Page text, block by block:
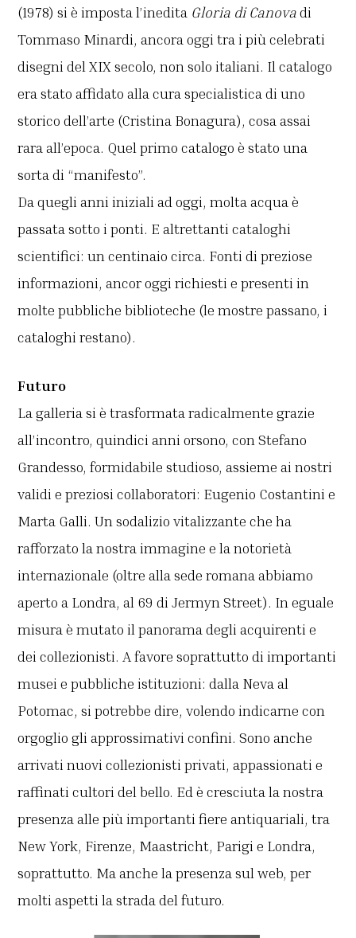
(1978) si è imposta l’inedita Gloria di Canovadi
Tommaso Minardi, ancora oggi tra i più celebrati
disegni del XIX secolo, non solo italiani. Il catalogo
era stato affidato alla cura specialistica di uno
storico dell’arte (Cristina Bonagura), cosa assai
rara all’epoca. Quel primo catalogo è stato una
sorta di “manifesto”.
Da quegli anni iniziali ad oggi, molta acqua è
passata sotto i ponti. E altrettanti cataloghi
scientifici: un centinaio circa. Fonti di preziose
informazioni, ancor oggi richiesti e presenti in
molte pubbliche biblioteche (le mostre passano, i
cataloghi restano).
Futuro
La galleria si è trasformata radicalmente grazie
all’incontro, quindici anni orsono, con Stefano
Grandesso, formidabile studioso, assieme ai nostri
validi e preziosi collaboratori: Eugenio Costantini e
Marta Galli. Un sodalizio vitalizzante che ha
rafforzato la nostra immagine e la notorietà
internazionale (oltre alla sede romana abbiamo
aperto a Londra, al 69 di Jermyn Street). In eguale
misura è mutato il panorama degli acquirenti e
dei collezionisti. A favore soprattutto di importanti
musei e pubbliche istituzioni: dalla Neva al
Potomac, si potrebbe dire, volendo indicarne con
orgoglio gli approssimativi confini. Sono anche
arrivati nuovi collezionisti privati, appassionati e
raffinati cultori del bello. Ed è cresciuta la nostra
presenza alle più importanti fiere antiquariali, tra
New York, Firenze, Maastricht, Parigi e Londra,
soprattutto. Ma anche la presenza sul web, per
molti aspetti la strada del futuro.